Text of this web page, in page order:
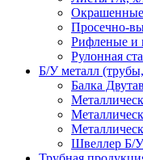
Окрашенные
Просечно-
Рифленые и
Рулонная
Б/У металл
Балка
Швеллер Б/У